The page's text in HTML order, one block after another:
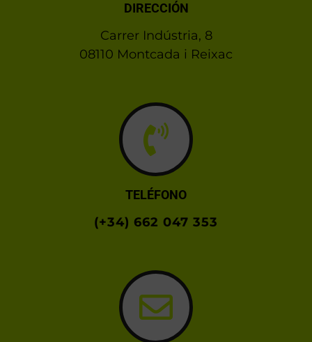
DIRECCIÓN
Carrer Indústria, 8
08110 Montcada i Reixac
TELÉFONO
(+34) 662 047 353